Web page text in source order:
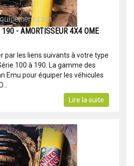
- AMORTISSEUR 4X4 OME
par les liens suivants à votre type
100 à 190. La gamme des
Emu pour équiper les véhicules
Lire la suite